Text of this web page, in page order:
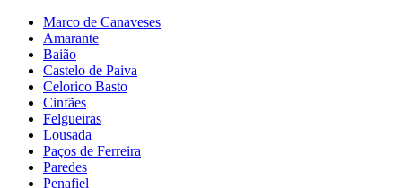
Pular
para
conteúdo
Marco de Canaveses
Amarante
Baião
Castelo de Paiva
Celorico Basto
Cinfães
Felgueiras
Lousada
Paços de Ferreira
Paredes
Penafiel